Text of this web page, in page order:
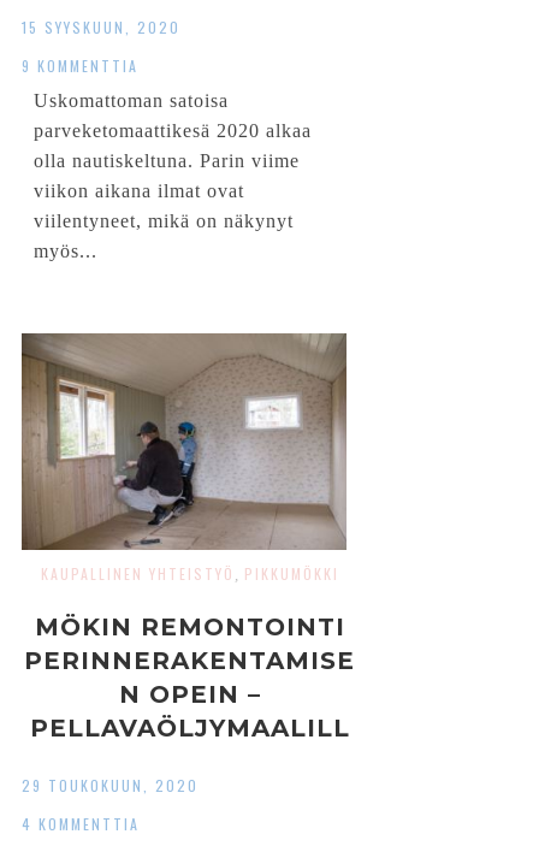
15 SYYSKUUN, 2020
9 KOMMENTTIA
Uskomattoman satoisa
parveketomaattikesä 2020 alkaa
olla nautiskeltuna. Parin viime
viikon aikana ilmat ovat
viilentyneet, mikä on näkynyt
myös...
KAUPALLINEN YHTEISTYÖ PIKKUMÖKKI
MÖKIN REMONTOINTI
PERINNERAKENTAMISE
N OPEIN –
PELLAVAÖLJYMAALILL
29 TOUKOKUUN, 2020
4 KOMMENTTIA